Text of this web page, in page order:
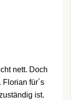
nett. Doch
für´s
ist.